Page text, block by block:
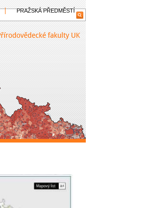
PRAŽSKÁ PŘEDMĚSTÍ